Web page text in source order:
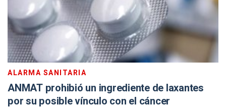
ALARMA SANITARIA
ANMAT prohibió un ingrediente de laxantes
por su posible vínculo con el cáncer